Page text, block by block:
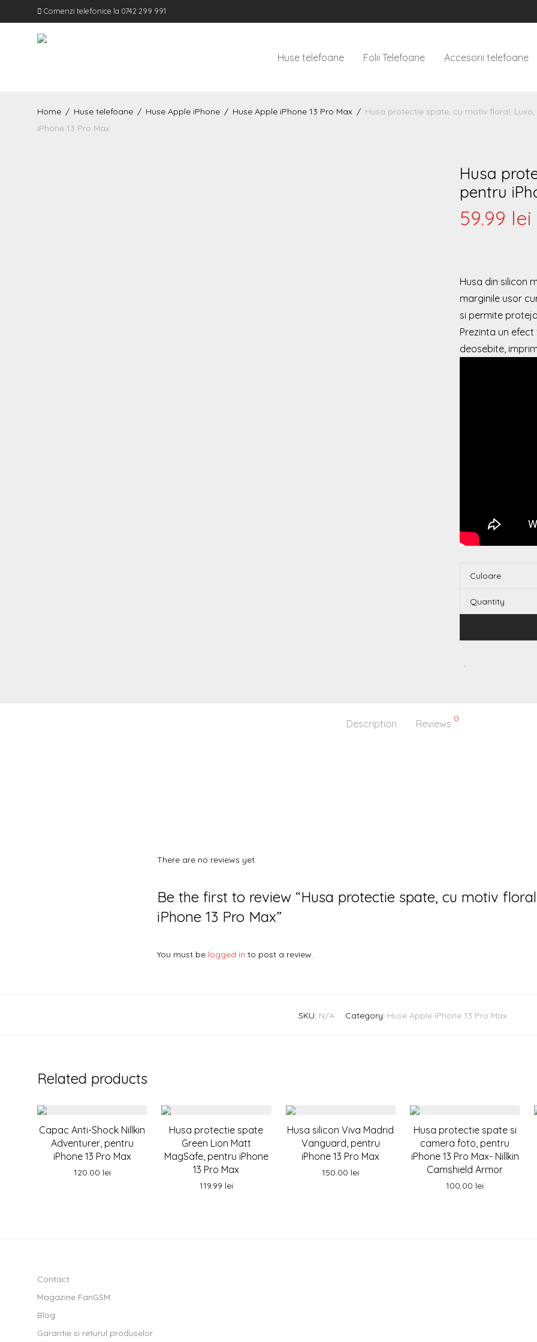
Comenzi telefonice la 0742 299 991
Huse telefoane Folii Telefoane Accesorii telefoane
Home / Huse telefoane / Huse Apple iPhone / Huse Apple iPhone 13 Pro Max / Husa protectie spate, cu motiv floral, Luxo,
iPhone 13 Pro Max
Husa
pentru
59.99 lei
Husa din silicon
marginile usor
si permite
Prezinta un
deosebite,
Culoare
Quantity
Description Reviews 0
There are no reviews yet.
Be the first to review “Husa protectie spate, cu motiv
iPhone 13 Pro Max”
You must be logged in to post a review.
SKU: N/A Category: Huse Apple iPhone 13 Pro Max
Related products
Capac Anti-Shock Nillkin
Adventurer, pentru
iPhone 13 Pro Max
120.00 lei
Husa protectie spate
Green Lion Matt
MagSafe, pentru iPhone
13 Pro Max
119.99 lei
Husa silicon Viva Madrid
Vanguard, pentru
iPhone 13 Pro Max
150.00 lei
Husa protectie spate si
camera foto, pentru
iPhone 13 Pro Max- Nillkin
Camshield Armor
100.00 lei
Contact
Magazine FanGSM
Blog
Garantie si returul produselor